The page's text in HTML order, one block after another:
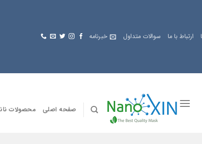
ارتباط با ما سوالات متداول خبرنامه
صفحه اصلی محصولات